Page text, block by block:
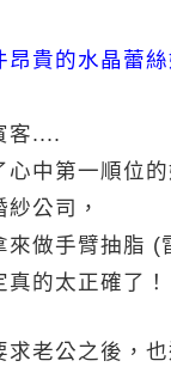
昂貴的水晶蕾
客....
中第一順位的
公司，
做手臂抽脂 (
的太正確了！
求老公之後，